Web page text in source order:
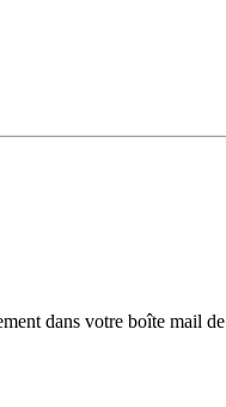
dans votre boîte mail